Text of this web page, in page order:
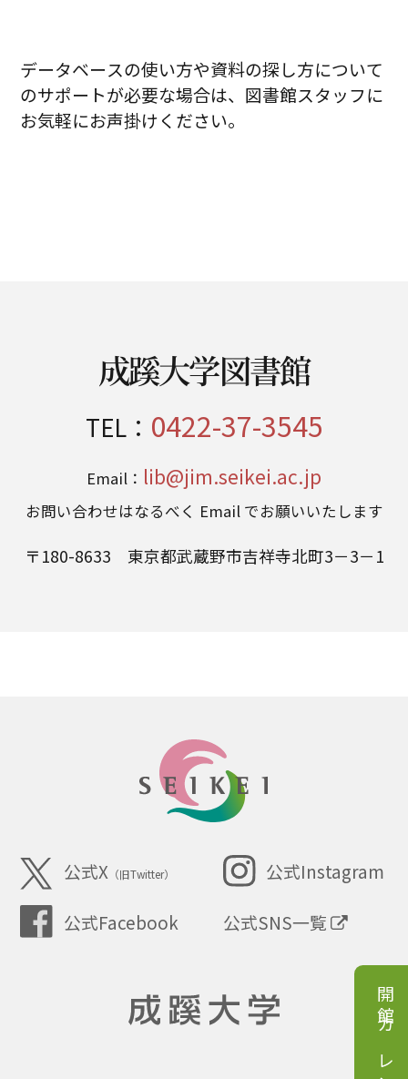
データベースの使い方や資料の探し方について
のサポートが必要な場合は、図書館スタッフに
お気軽にお声掛けください。
成蹊大学図書館
TEL： 0422-37-3545
Email： lib@jim.seikei.ac.jp
お問い合わせはなるべく Email でお願いいたします
〒180-8633 東京都武蔵野市吉祥寺北町3－3－1
公式X （旧Twitter） 公式Instagram
公式Facebook 公式SNS一覧